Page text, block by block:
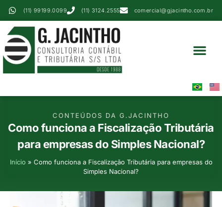
(11) 99199.0099 (11) 3124.2555 comercial@gjacintho.com.br
CONTEÚDOS DA G.JACINTHO
Como funciona a Fiscalização Tributária
para empresas do Simples Nacional?
Início » Como funciona a Fiscalização Tributária para empresas do
Simples Nacional?